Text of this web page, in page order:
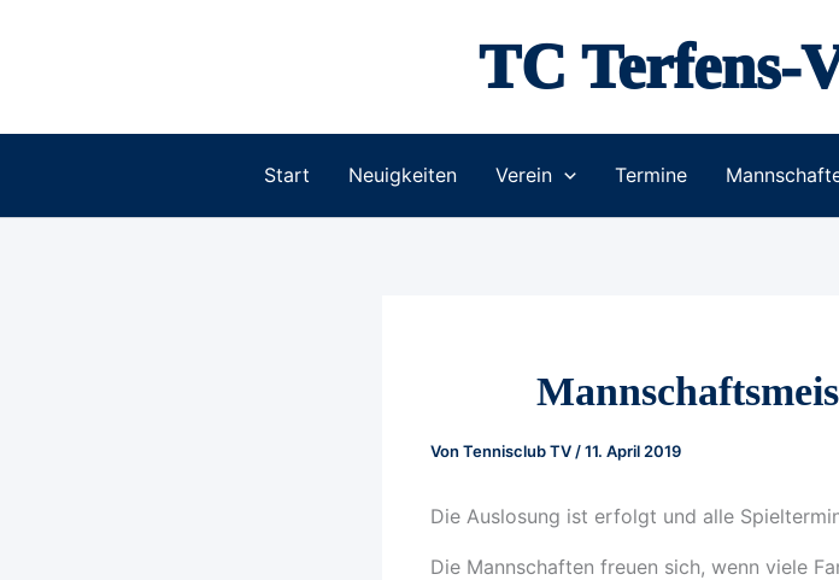
TC Terfens-
Start Neuigkeiten Verein Termine
Von Tennisclub TV /11. April 2019
Die Auslosung ist erfolgt und alle
Die Mannschaften freuen sich, wenn viele